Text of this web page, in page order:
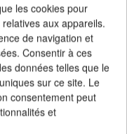
les cookies pour
aux appareils.
de navigation et
Consentir à ces
données telles que le
sur ce site. Le
consentement peut
et